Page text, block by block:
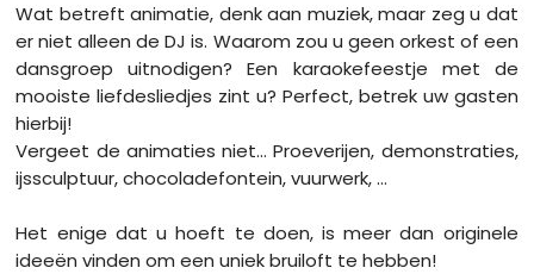
Wat betreft animatie, denk aan muziek, maar zeg u dat
er niet alleen de DJ is. Waarom zou u geen orkest of een
dansgroep uitnodigen? Een karaokefeestje met de
mooiste liefdesliedjes zint u? Perfect, betrek uw gasten
hierbij!
Vergeet de animaties niet... Proeverijen, demonstraties,
ijssculptuur, chocoladefontein, vuurwerk, ...
Het enige dat u hoeft te doen, is meer dan originele
ideeën vinden om een uniek bruiloft te hebben!